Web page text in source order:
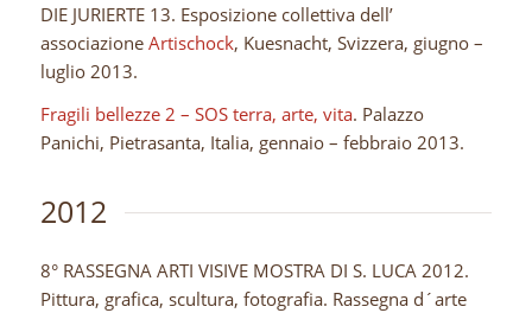
DIE JURIERTE 13. Esposizione collettiva dell’
associazione Artischock, Kuesnacht, Svizzera, giugno –
luglio 2013.
Fragili bellezze 2 – SOS terra, arte, vita. Palazzo
Panichi, Pietrasanta, Italia, gennaio – febbraio 2013.
2012
8° RASSEGNA ARTI VISIVE MOSTRA DI S. LUCA 2012.
Pittura, grafica, scultura, fotografia. Rassegna d´arte